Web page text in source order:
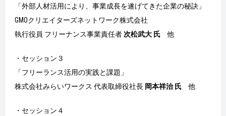
「外部人材活用により、事業成長を遂げてきた企業の秘訣」
GMOクリエイターズネットワーク株式会社
執行役員 フリーナンス事業責任者次松武大 氏他
・セッション３
「フリーランス活用の実践と課題」
株式会社みらいワークス 代表取締役社長 岡本祥治氏他
・セッション４